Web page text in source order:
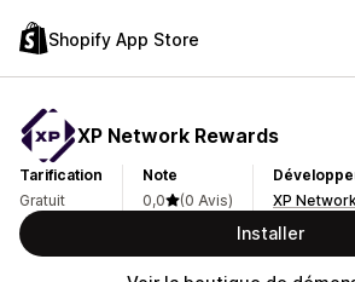
Shopify App Store
XP Network Rewards
Tarification
Gratuit
Note
0,0
(0 Avis)
XP
Installer